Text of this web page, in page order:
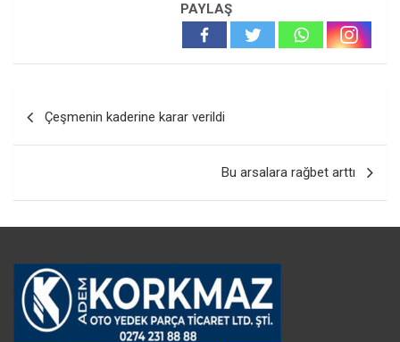
PAYLAŞ
gezinmesi
Çeşmenin kaderine karar verildi
Bu arsalara rağbet arttı